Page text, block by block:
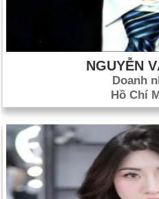
NGUYỄN
Doanh
Hồ Chí